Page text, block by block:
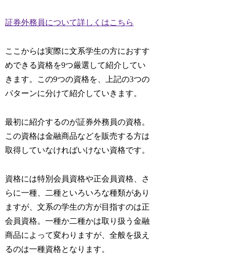
証券外務員について詳しくはこちら
ここからは実際に文系学生の方におすす
めできる資格を9つ厳選して紹介してい
きます。この9つの資格を、上記の3つの
パターンに分けて紹介していきます。
最初に紹介するのが証券外務員の資格。
この資格は金融商品などを販売する方は
取得していなければいけない資格です。
資格には特別会員資格や正会員資格、さ
らに一種、二種といろいろな種類があり
ますが、文系の学生の方が目指すのは正
会員資格。一種か二種かは取り扱う金融
商品によって変わりますが、全般を扱え
るのは一種資格となります。